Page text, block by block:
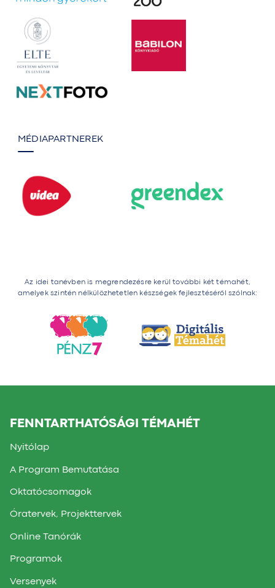
MÉDIAPARTNEREK
Az idei tanévben is megrendezésre kerül további két témahét,
amelyek szintén nélkülözhetetlen készségek fejlesztéséről szólnak:
FENNTARTHATÓSÁGI TÉMAHÉT
Nyitólap
A Program Bemutatása
Oktatócsomagok
Óratervek, Projekttervek
Online Tanórák
Programok
Versenyek